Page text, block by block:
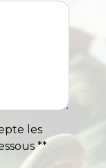
les
**